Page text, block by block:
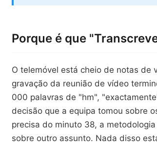
Porque é que
O telemóvel está cheio de notas de
gravação da reunião de vídeo
000 palavras de "hm",
decisão que a equipa tomou sobre
precisa do minuto 38, a
sobre outro assunto. Nada disso